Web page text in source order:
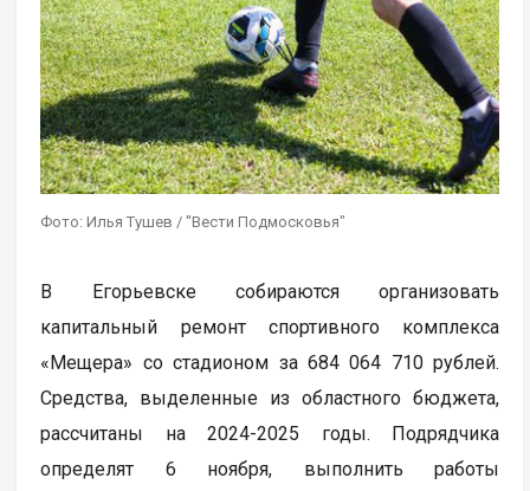
Фото: Илья Тушев / "Вести Подмосковья"
В Егорьевске собираются организовать
капитальный ремонт спортивного комплекса
«Мещера» со стадионом за 684 064 710 рублей.
Средства, выделенные из областного бюджета,
рассчитаны на 2024-2025 годы. Подрядчика
определят 6 ноября, выполнить работы